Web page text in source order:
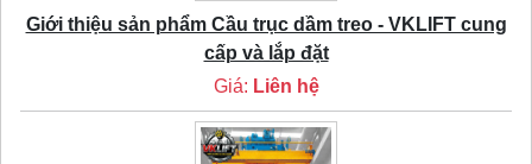
Giới thiệu sản phẩm Cầu trục dầm treo - VKLIFT cung
cấp và lắp đặt
Giá: Liên hệ